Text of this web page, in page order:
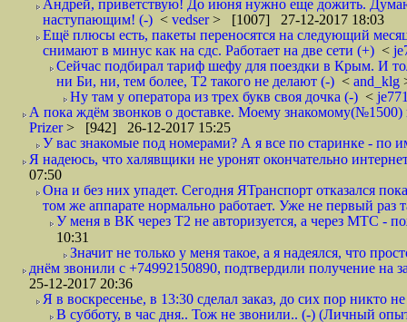
Андрей, приветствую! До июня нужно еще дожить.
наступающим! (-) < vedser> [1007] 27-12-2017 18:03
Ещё плюсы есть, пакеты переносятся на следующий
снимают в минус как на сдс. Работает на две сети (+) <
Сейчас подбирал тариф шефу для поездки в Крым. И
ни Би, ни, тем более, Т2 такого не делают (-) < and_klg
Ну там у оператора из трех букв своя дочка (-) <
А пока ждём звонков о доставке. Моему знакомому(№1500)
Prizer> [942] 26-12-2017 15:25
У вас знакомые под номерами? А я все по старинке - по
Я надеюсь, что халявщики не уронят окончательно
07:50
Она и без них упадет. Сегодня ЯТранспорт отказался
том же аппарате нормально работает. Уже не первый раз
У меня в ВК через Т2 не авторизуется, а через МТС -
10:31
Значит не только у меня такое, а я надеялся, что
днём звонили с +74992150890, подтвердили получение на
25-12-2017 20:36
Я в воскресенье, в 13:30 сделал заказ, до сих пор никто
В субботу, в час дня.. Тож не звонили.. (-) (Личный